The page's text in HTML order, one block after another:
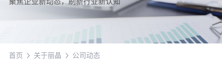
首页 关于丽晶 公司动态